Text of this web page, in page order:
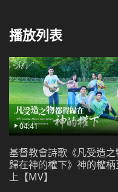
相信你在愛
肉體雖軟
你可相信可相
我恨惡肉
多願脫離不
不能滿足你
啥時看見看見你
我有
播放列表
04:41
基督教會詩歌《凡受造
歸在神的權下》神的權
上【MV】